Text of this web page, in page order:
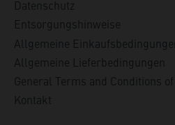
Datenschutz
Entsorgungshinweise
Allgemeine
Allgemeine Lieferbedingungen
General Terms and Conditions
Kontakt